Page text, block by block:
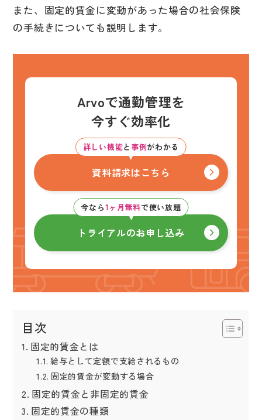
また、固定的賃金に変動があった場合の社会保険
の手続きについても説明します。
Arvoで通勤管理を
今すぐ効率化
詳しい機能と 事例がわかる
資料請求はこちら
今なら1ヶ月無料で使い放題
トライアルのお申し込み
目次
固定的賃金とは
給与として定額で支給されるもの
固定的賃金が変動する場合
固定的賃金と非固定的賃金
固定的賃金の種類